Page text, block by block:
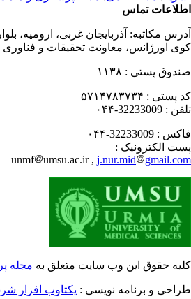
تماس
مکاتبه:آذربایجان غربی، ارومیه،
اورژانس، معاونت تحقیقات و فناوری
پستی : ۱۱۳۸
پستی : ۵۷۱۴۷۸۳۷۳۴
: 32233009-۰۴۴
: 32233009-۰۴۴
الکترونیک :
unmf
umsu.ac.ir ,j.nur.mid
حقوق این وب سایت متعلق بهمجله
و برنامه نویسی : یکتاوب افزار شرق